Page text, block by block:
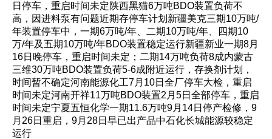
日停车，重启时间未定陕西黑猫6万吨BDO装置负荷不
高，因进料泵有问题近期存停车计划新疆美克三期10万吨/
年装置停车中，一期6万吨/年、二期10万吨/年、四期10
万/年及五期10万吨/年BDO装置稳定运行新疆新业一期8月
16日晚停车，重启时间未定；二期14万吨负荷8成内蒙古
三维30万吨BDO装置负荷5-6成附近运行，存换剂计划，
时间暂不确定河南能源化工7月10日全厂停车大检，重启
时间未定河南开祥11万吨BDO装置2月5日全部停车，重启
时间未定宁夏五恒化学一期11.6万吨9月14日停产检修，9
月26日重启，9月28日早已出产品中石化长城能源较稳定
运行